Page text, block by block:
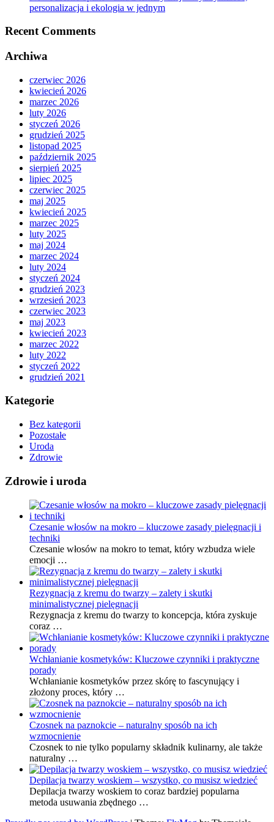
personalizacja i ekologia w jednym
Recent Comments
Archiwa
czerwiec 2026
kwiecień 2026
marzec 2026
luty 2026
styczeń 2026
grudzień 2025
listopad 2025
październik 2025
sierpień 2025
lipiec 2025
czerwiec 2025
maj 2025
kwiecień 2025
marzec 2025
luty 2025
maj 2024
marzec 2024
luty 2024
styczeń 2024
grudzień 2023
wrzesień 2023
czerwiec 2023
maj 2023
kwiecień 2023
marzec 2022
luty 2022
styczeń 2022
grudzień 2021
Kategorie
Bez kategorii
Pozostałe
Uroda
Zdrowie
Zdrowie i uroda
Czesanie włosów na mokro – kluczowe zasady pielęgnacji i
techniki
Czesanie włosów na mokro to temat, który wzbudza wiele
emocji …
Rezygnacja z kremu do twarzy – zalety i skutki
minimalistycznej pielęgnacji
Rezygnacja z kremu do twarzy to koncepcja, która zyskuje
coraz …
Wchłanianie kosmetyków: Kluczowe czynniki i praktyczne
porady
Wchłanianie kosmetyków przez skórę to fascynujący i
złożony proces, który …
Czosnek na paznokcie – naturalny sposób na ich
wzmocnienie
Czosnek to nie tylko popularny składnik kulinarny, ale także
naturalny …
Depilacja twarzy woskiem – wszystko, co musisz wiedzieć
Depilacja twarzy woskiem to coraz bardziej popularna
metoda usuwania zbędnego …